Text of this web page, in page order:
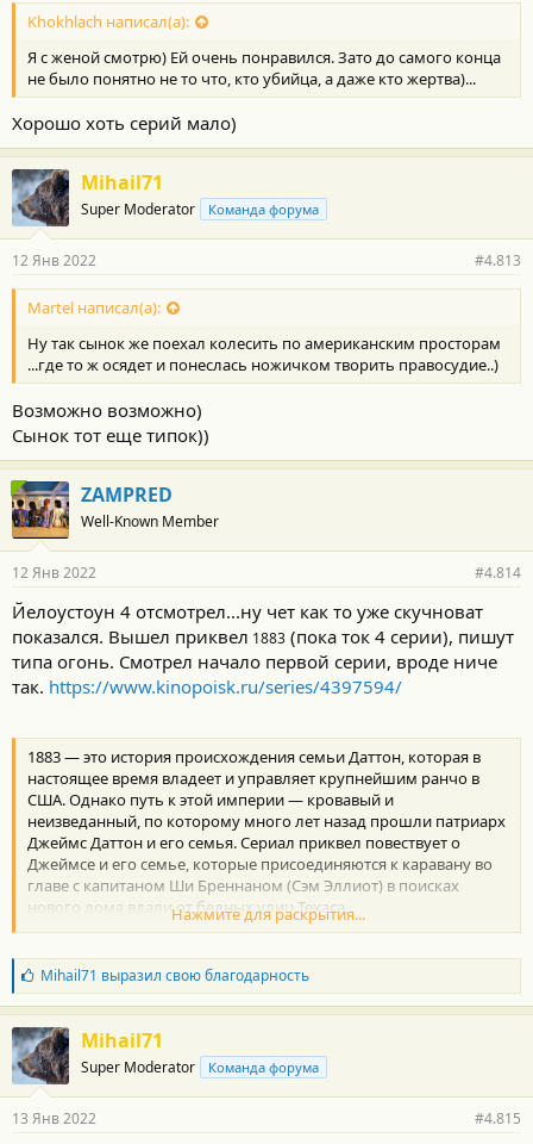
Khokhlach написал(а):
Я с женой смотрю) Ей очень понравился. Зато до самого конца
не было понятно не то что, кто убийца, а даже кто жертва)...
Хорошо хоть серий мало)
Mihail71
Super Moderator Команда форума
12 Янв 2022 #4.813
Martel написал(а):
Ну так сынок же поехал колесить по американским просторам
...где то ж осядет и понеслась ножичком творить правосудие..)
Возможно возможно)
Сынок тот еще типок))
ZAMPRED
Well-Known Member
12 Янв 2022 #4.814
Йелоустоун 4 отсмотрел...ну чет как то уже скучноват
показался. Вышел приквел 1883 (пока ток 4 серии), пишут
типа огонь. Смотрел начало первой серии, вроде ниче
так. https://www.kinopoisk.ru/series/4397594/
1883 — это история происхождения семьи Даттон, которая в
настоящее время владеет и управляет крупнейшим ранчо в
США. Однако путь к этой империи — кровавый и
неизведанный, по которому много лет назад прошли патриарх
Джеймс Даттон и его семья. Сериал приквел повествует о
Джеймсе и его семье, которые присоединяются к каравану во
главе с капитаном Ши Бреннаном (Сэм Эллиот) в поисках
нового дома вдали от бедных улиц Техаса.
Премьера первых двух эпизодов сериала состоялась вместе,
Западе 19 века. Эпизоды знакомят нас с разными караванами,
путешествующими вместе с одной и той же целью: поиск дома.
У этой группы путешественников есть общая цель, но
гармония между ними хрупка.
Даттоны могут оказаться вовлеченными в различные
конфликты, и их подстерегают многие трудности. Если вы уже
вовлечены в истоки саги о семье Даттонов, вам должно быть
любопытно узнать, что ждет Даттонов и их товарищей
Нажмите для раскрытия...
Б
л
а
г
о
д
а
н
Mihail71 выразил свою благодарность
Mihail71
Super Moderator Команда форума
13 Янв 2022 #4.815